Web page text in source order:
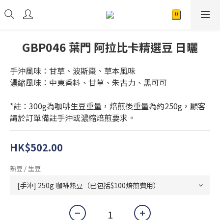
GBP046 葉門 阿拉比卡精選豆 日曬
手沖風味：甘草、波斯棗、草本風味
濃縮風味：中東香料、甘草、朱古力、黑可可
*註：300g為咖啡生豆重量，焙煎後重量為約250g，顧客
請於訂單備註手沖或濃縮焙煎要求。
HK$502.00
熟豆 / 生豆